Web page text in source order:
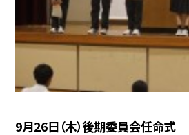
9月26日（木）後期委員会任命式